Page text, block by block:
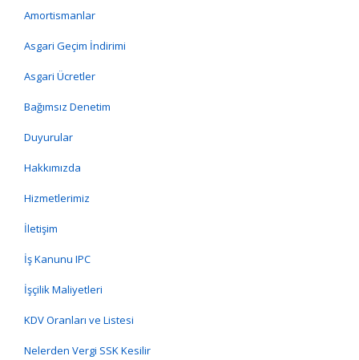
Amortismanlar
Asgari Geçim İndirimi
Asgari Ücretler
Bağımsız Denetim
Duyurular
Hakkımızda
Hizmetlerimiz
İletişim
İş Kanunu IPC
İşçilik Maliyetleri
KDV Oranları ve Listesi
Nelerden Vergi SSK Kesilir